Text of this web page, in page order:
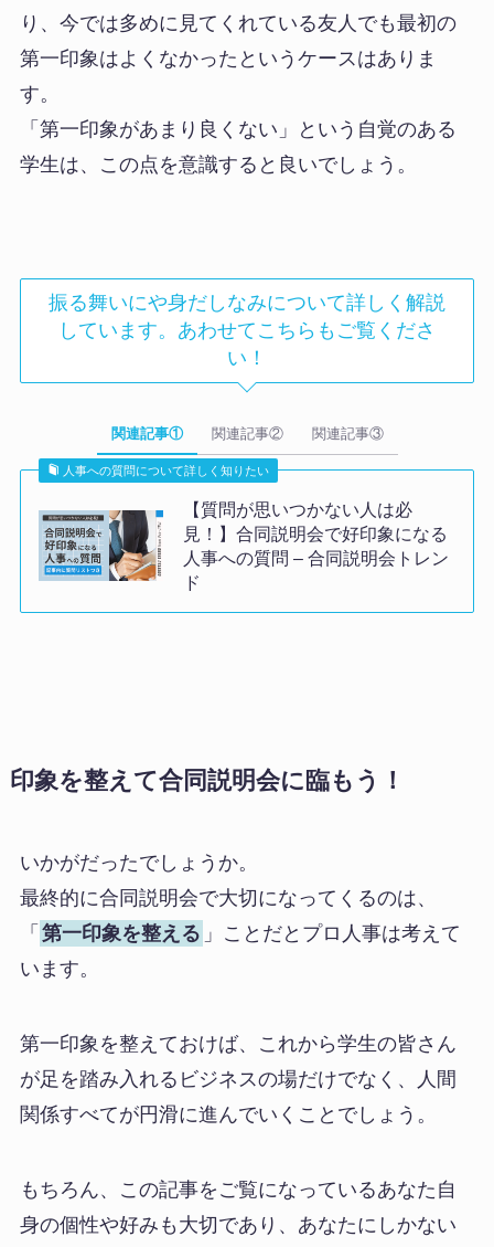
り、今では多めに見てくれている友人でも最初の
第一印象はよくなかったというケースはありま
す。
「第一印象があまり良くない」という自覚のある
学生は、この点を意識すると良いでしょう。
振る舞いにや身だしなみについて詳しく解説
しています。あわせてこちらもご覧くださ
い！
関連記事① 関連記事② 関連記事③
人事への質問について詳しく知りたい
【質問が思いつかない人は必
見！】合同説明会で好印象になる
人事への質問 – 合同説明会トレン
ド
印象を整えて合同説明会に臨もう！
いかがだったでしょうか。
最終的に合同説明会で大切になってくるのは、
「 第一印象を整える 」ことだとプロ人事は考えて
います。
第一印象を整えておけば、これから学生の皆さん
が足を踏み入れるビジネスの場だけでなく、人間
関係すべてが円滑に進んでいくことでしょう。
もちろん、この記事をご覧になっているあなた自
身の個性や好みも大切であり、あなたにしかない